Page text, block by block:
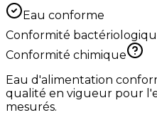
Eau conforme
Conformité
Conformité chimique
Eau d'alimentation
qualité en vigueur pour
mesurés.